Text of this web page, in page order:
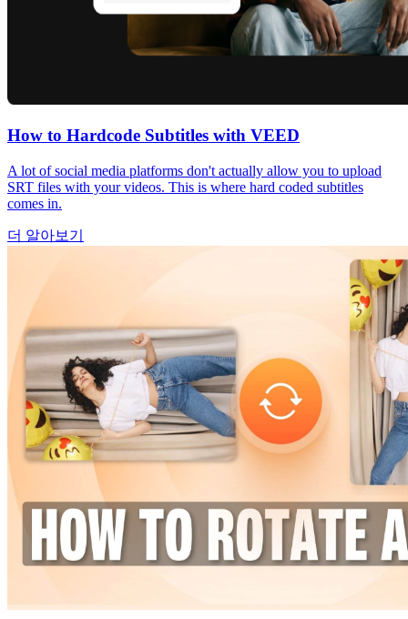
How to Hardcode Subtitles with VEED
A lot of social media platforms don't actually allow you to upload
SRT files with your videos. This is where hard coded subtitles
comes in.
더 알아보기